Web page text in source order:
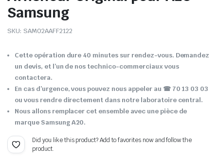
Samsung
SKU: SAM02AAFF2122
Cette opération dure 40 minutes sur rendez-vous. Demandez
un devis, et l’un de nos technico-commerciaux vous
contactera.
En cas d’urgence, vous pouvez nous appeler au ☎ 70 13 03 03
ou vous rendre directement dans notre laboratoire central.
Nous allons remplacer cet ensemble avec une pièce de
marque Samsung A20.
Did you like this product? Add to favorites now and follow the
product.